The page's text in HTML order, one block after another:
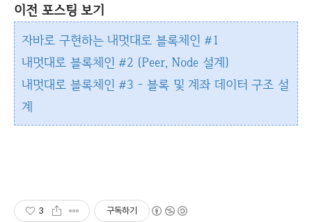
이전 포스팅 보기
자바로 구현하는 내멋대로 블록체인 #1
내멋대로 블록체인 #2 (Peer, Node 설계)
내멋대로 블록체인 #3 - 블록 및 계좌 데이터 구조 설
계
3 구독하기